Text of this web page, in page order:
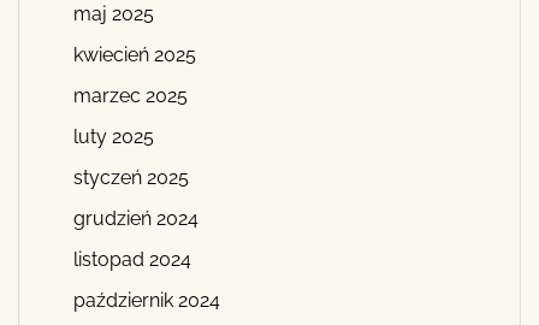
maj 2025
kwiecień 2025
marzec 2025
luty 2025
styczeń 2025
grudzień 2024
listopad 2024
październik 2024